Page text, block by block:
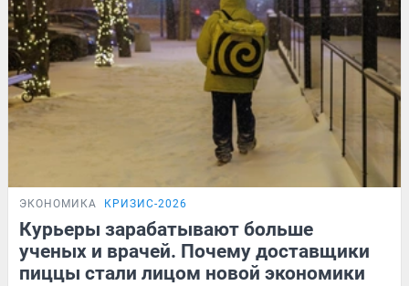
ЭКОНОМИКА КРИЗИС-2026
Курьеры зарабатывают больше
ученых и врачей. Почему доставщики
пиццы стали лицом новой экономики